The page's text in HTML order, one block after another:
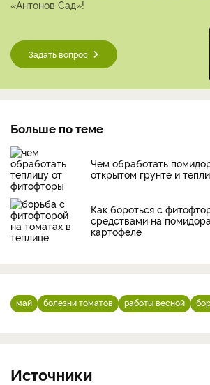
«Антонов Сад»!
Задать вопрос
Больше по теме
Чем обработать
открытом грунте и
Как бороться с
средствами на
картофеле
май болезни томатов работы весной
Источники